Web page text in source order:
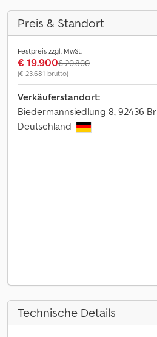
Preis & Standort
Festpreis zzgl. MwSt.
€ 19.900€ 20.800
(€ 23.681 brutto)
Verkäuferstandort:
Biedermannsiedlung 8, 92436
Deutschland
Technische Details